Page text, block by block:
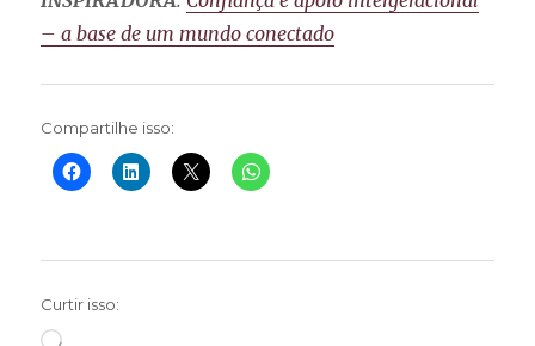
– a base de um mundo conectado
Compartilhe isso:
Curtir isso:
Carregando...